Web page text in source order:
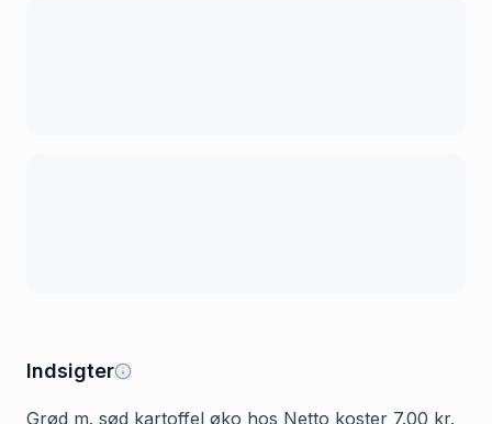
Indsigter
Grød m. sød kartoffel øko hos Netto koster 7.00 kr.